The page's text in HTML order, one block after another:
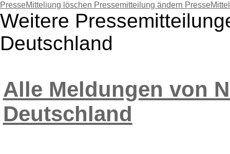
PresseMitteliung löschen Pressemitteilung ändern
Weitere
Deutschland
Alle Meldungen von
Deutschland